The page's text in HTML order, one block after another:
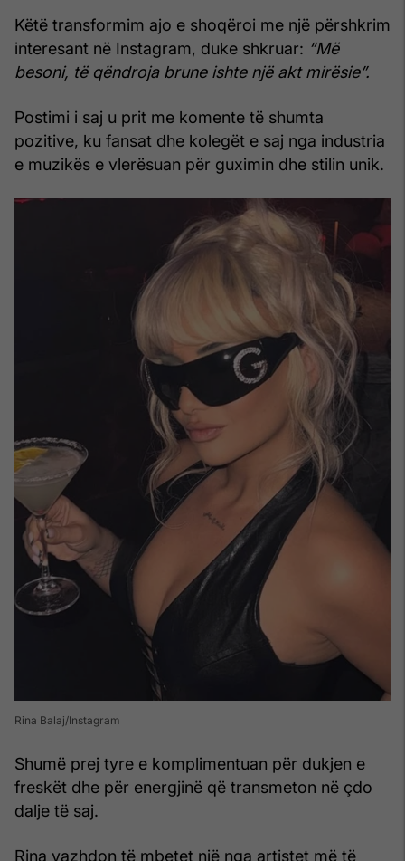
Këtë transformim ajo e shoqëroi me një përshkrim
interesant në Instagram, duke shkruar: “Më
besoni, të qëndroja brune ishte një akt mirësie”.
Postimi i saj u prit me komente të shumta
pozitive, ku fansat dhe kolegët e saj nga industria
e muzikës e vlerësuan për guximin dhe stilin unik.
Rina Balaj/Instagram
Shumë prej tyre e komplimentuan për dukjen e
freskët dhe për energjinë që transmeton në çdo
dalje të saj.
Rina vazhdon të mbetet një nga artistet më të